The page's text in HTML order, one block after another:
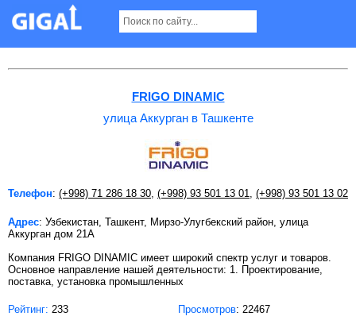
улица Аккурган в Ташкенте
FRIGO DINAMIC
улица Аккурган в Ташкенте
Телефон: (+998) 71 286 18 30 (+998) 93 501 13 01 (+998) 93 501 13 02
Адрес: Узбекистан, Ташкент, Мирзо-Улугбекский район, улица
Аккурган дом 21A
Компания FRIGO DINAMIC имеет широкий спектр услуг и товаров.
Основное направление нашей деятельности: 1. Проектирование,
поставка, установка промышленных
Рейтинг: 233 Просмотров: 22467